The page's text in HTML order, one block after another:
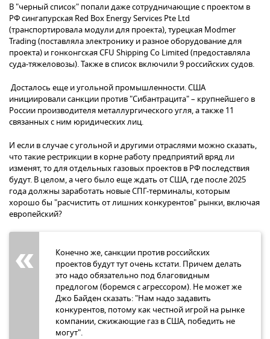
В "черный список" попали даже сотрудничающие с проектом в
РФ сингапурская Red Box Energy Services Pte Ltd
(транспортировала модули для проекта), турецкая Modmer
Trading (поставляла электронику и разное оборудование для
проекта) и гонконгская CFU Shipping Co Limited (предоставляла
суда-тяжеловозы). Также в список включили 9 российских судов.
Досталось еще и угольной промышленности. США
инициировали санкции против "Сибантрацита" – крупнейшего в
России производителя металлургического угля, а также 11
связанных с ним юридических лиц.
И если в случае с угольной и другими отраслями можно сказать,
что такие рестрикции в корне работу предприятий вряд ли
изменят, то для отдельных газовых проектов в РФ последствия
будут. В целом, а чего было еще ждать от США, где после 2025
года должны заработать новые СПГ-терминалы, которым
хорошо бы "расчистить от лишних конкурентов" рынки, включая
европейский?
Конечно же, санкции против российских
проектов будут тут очень кстати. Причем делать
это надо обязательно под благовидным
предлогом (боремся с агрессором). Не может же
Джо Байден сказать: "Нам надо задавить
конкурентов, потому как честной игрой на рынке
компании, сжижающие газ в США, победить не
могут".